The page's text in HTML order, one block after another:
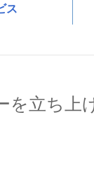
ス
立ち上